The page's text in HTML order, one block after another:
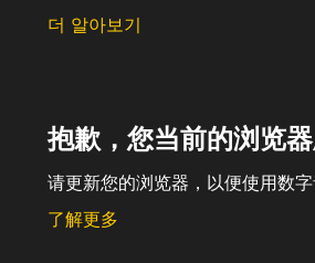
더 알아보기
抱歉，您当前的浏览
请更新您的浏览器，以便使用数字
了解更多